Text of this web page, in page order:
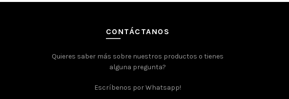
CONTÁCTANOS
Quieres saber más sobre nuestros productos o tienes
alguna pregunta?
Escríbenos por Whatsapp!